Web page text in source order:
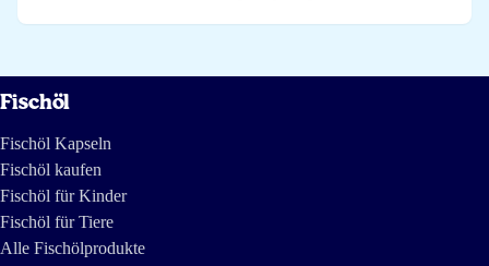
Fischöl
Fischöl Kapseln
Fischöl kaufen
Fischöl für Kinder
Fischöl für Tiere
Alle Fischölprodukte